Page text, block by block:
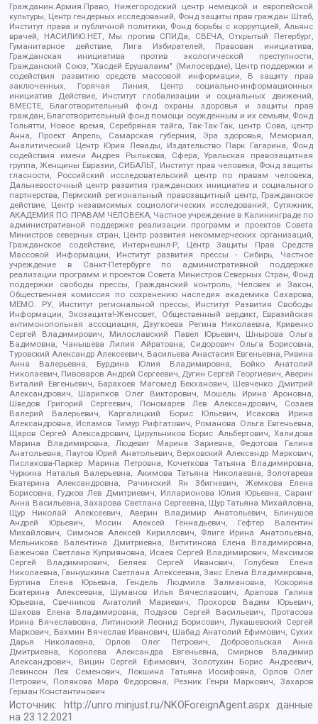
Гражданин.Армия.Право, Нижегородский центр немецкой и европейской
культуры, Центр гендерных исследований, Фонд защиты прав граждан Штаб,
Институт права и публичной политики, Фонд борьбы с коррупцией, Альянс
врачей, НАСИЛИЮ.НЕТ, Мы против СПИДа, СВЕЧА, Открытый Петербург,
Гуманитарное действие, Лига Избирателей, Правовая инициатива,
Гражданская инициатива против экологической преступности,
Гражданский Союз, "Хасдей Ерушалаим" (Милосердие), Центр поддержки и
содействия развитию средств массовой информации, В защиту прав
заключенных, Горячая Линия, Центр социально-информационных
инициатив Действие, Институт глобализации и социальных движений,
ВМЕСТЕ, Благотворительный фонд охраны здоровья и защиты прав
граждан, Благотворительный фонд помощи осужденным и их семьям, Фонд
Тольятти, Новое время, Серебряная тайга, Так-Так-Так, центр Сова, центр
Анна, Проект Апрель, Самарская губерния, Эра здоровья, Мемориал,
Аналитический Центр Юрия Левады, Издательство Парк Гагарина, Фонд
содействия имени Андрея Рылькова, Сфера, Уральская правозащитная
группа, Женщины Евразии, СИБАЛЬТ, Институт прав человека, Фонд защиты
гласности, Российский исследовательский центр по правам человека,
Дальневосточный центр развития гражданских инициатив и социального
партнерства, Пермский региональный правозащитный центр, Гражданское
действие, Центр независимых социологических исследований, Сутяжник,
АКАДЕМИЯ ПО ПРАВАМ ЧЕЛОВЕКА, Частное учреждение в Калининграде по
административной поддержке реализации программ и проектов Совета
Министров северных стран, Центр развития некоммерческих организаций,
Гражданское содействие, Интернешнл-Р, Центр Защиты Прав Средств
Массовой Информации, Институт развития прессы - Сибирь, Частное
учреждение в Санкт-Петербурге по административной поддержке
реализации программ и проектов Совета Министров Северных Стран, Фонд
поддержки свободы прессы, Гражданский контроль, Человек и Закон,
Общественная комиссия по сохранению наследия академика Сахарова,
МЕМО. РУ, Институт региональной прессы, Институт Развития Свободы
Информации, Экозащита!-Женсовет, Общественный вердикт, Евразийская
антимонопольная ассоциация, Дзугкоева Регина Николаевна, Кривенко
Сергей Владимирович, Милославский Павел Юрьевич, Шнырова Ольга
Вадимовна, Чанышева Лилия Айратовна, Сидорович Ольга Борисовна,
Туровский Александр Алексеевич, Васильева Анастасия Евгеньевна, Ривина
Анна Валерьевна, Бурдина Юлия Владимировна, Бойко Анатолий
Николаевич, Пивоваров Андрей Сергеевич, Дугин Сергей Георгиевич, Аверин
Виталий Евгеньевич, Барахоев Магомед Бекханович, Шевченко Дмитрий
Александрович, Шарипков Олег Викторович, Мошель Ирина Ароновна,
Шведов Григорий Сергеевич, Пономарев Лев Александрович, Созаев
Валерий Валерьевич, Каргалицкий Борис Юльевич, Исакова Ирина
Александровна, Исламов Тимур Рифгатович, Романова Ольга Евгеньевна,
Щаров Сергей Алексадрович, Цирульников Борис Альбертович, Халидова
Марина Владимировна, Людевиг Марина Зариевна, Федотова Галина
Анатольевна, Паутов Юрий Анатольевич, Верховский Александр Маркович,
Пислакова-Паркер Марина Петровна, Кочеткова Татьяна Владимировна,
Чуркина Наталья Валерьевна, Акимова Татьяна Николаевна, Золотарева
Екатерина Александровна, Рачинский Ян Збигневич, Жемкова Елена
Борисовна, Гудков Лев Дмитриевич, Илларионова Юлия Юрьевна, Саранг
Анна Васильевна, Захарова Светлана Сергеевна, Щур Татьяна Михайловна,
Щур Николай Алексеевич, Аверин Владимир Анатольевич, Блинушов
Андрей Юрьевич, Мосин Алексей Геннадьевич, Гефтер Валентин
Михайлович, Симонов Алексей Кириллович, Флиге Ирина Анатольевна,
Мельникова Валентина Дмитриевна, Вититинова Елена Владимировна,
Баженова Светлана Куприяновна, Исаев Сергей Владимирович, Максимов
Сергей Владимирович, Беляев Сергей Иванович, Голубева Елена
Николаевна, Ганнушкина Светлана Алексеевна, Закс Елена Владимировна,
Буртина Елена Юрьевна, Гендель Людмила Залмановна, Кокорина
Екатерина Алексеевна, Шуманов Илья Вячеславович, Арапова Галина
Юрьевна, Свечников Анатолий Мариевич, Прохоров Вадим Юрьевич,
Шахова Елена Владимировна, Подузов Сергей Васильевич, Протасова
Ирина Вячеславовна, Литинский Леонид Борисович, Лукашевский Сергей
Маркович, Бахмин Вячеслав Иванович, Шабад Анатолий Ефимович, Сухих
Дарья Николаевна, Орлов Олег Петрович, Добровольская Анна
Дмитриевна, Королева Александра Евгеньевна, Смирнов Владимир
Александрович, Вицин Сергей Ефимович, Золотухин Борис Андреевич,
Левинсон Лев Семенович, Локшина Татьяна Иосифовна, Орлов Олег
Петрович, Полякова Мара Федоровна, Резник Генри Маркович, Захаров
Герман Константинович
Источник: http://unro.minjust.ru/NKOForeignAgent.aspxданные
на23.12.2021